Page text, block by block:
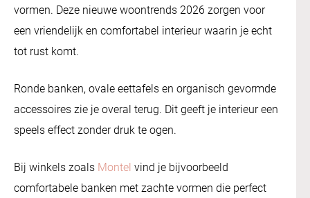
vormen. Deze nieuwe woontrends 2026 zorgen voor
een vriendelijk en comfortabel interieur waarin je echt
tot rust komt.
Ronde banken, ovale eettafels en organisch gevormde
accessoires zie je overal terug. Dit geeft je interieur een
speels effect zonder druk te ogen.
Bij winkels zoals Montel vind je bijvoorbeeld
comfortabele banken met zachte vormen die perfect